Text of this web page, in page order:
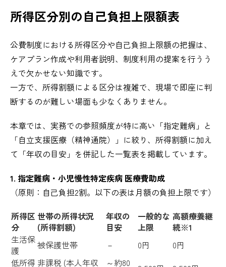
所得区分別の自己負担上限額表
公費制度における所得区分や自己負担上限額の把握は、
ケアプラン作成や利用者説明、制度利用の提案を行うう
えで欠かせない知識です。
一方で、所得割額による区分は複雑で、現場で即座に判
断するのが難しい場面も少なくありません。
本章では、実務での参照頻度が特に高い「指定難病」と
「自立支援医療（精神通院）」に絞り、所得割額に加え
て「年収の目安」を併記した一覧表を掲載しています。
1. 指定難病・小児慢性特定疾病 医療費助成
（原則：自己負担2割。以下の表は月額の負担上限です）
所得区
分
世帯の所得状況
(所得割額)
年収の
目安
一般的な
上限
高額療養継
続※1
生活保
護
被保護世帯 － 0円
0円
低所得 非課税 (本人年収
～約80